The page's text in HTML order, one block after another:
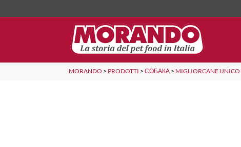
MORANDO > PRODOTTI >СОБАКА > MIGLIORCANE UNICO